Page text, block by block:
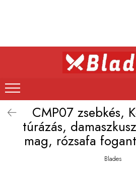
Konyhai kések
Bushcraft kések
Japán kések
Professzionális kések
CMP07 zsebkés,
túrázás,
mag, rózsafa
Blades